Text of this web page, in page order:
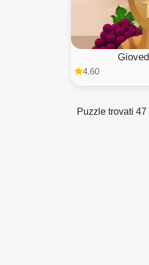
4.60
Puzzle trovati